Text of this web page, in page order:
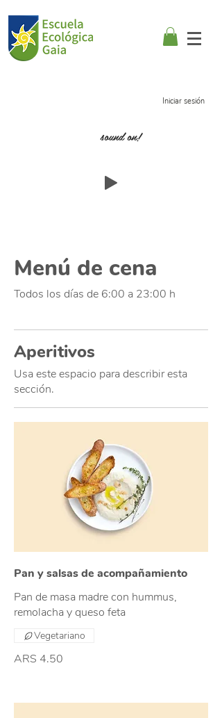
Iniciar sesión
sound on!
Menú de cena
Todos los días de 6:00 a 23:00 h
Aperitivos
Usa este espacio para describir esta
sección.
Pan y salsas de acompañamiento
Pan de masa madre con hummus,
remolacha y queso feta
ARS 4.50
Vegetariano